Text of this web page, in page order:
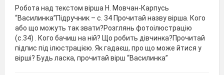
Робота над текстом вірша Н. Мовчан-Карпусь
“Василинка”Підручник – с. 34 Прочитай назву вірша. Кого
або що можуть так звати?Розглянь фотоілюстрацію
(с.34) . Кого бачиш на ній? Що робить дівчинка?Прочитай
підпис під ілюстрацією. Як гадаєш, про що може йтися у
вірші? Будь ласка, прочитай вірш “Василинка”